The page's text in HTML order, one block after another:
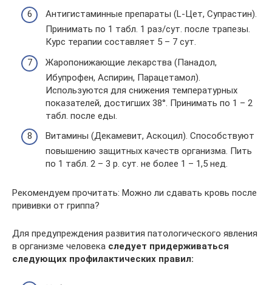
Антигистаминные препараты (L-Цет, Супрастин).
Принимать по 1 табл. 1 раз/сут. после трапезы.
Курс терапии составляет 5 – 7 сут.
Жаропонижающие лекарства (Панадол,
Ибупрофен, Аспирин, Парацетамол).
Используются для снижения температурных
показателей, достигших 38°. Принимать по 1 – 2
табл. после еды.
Витамины (Декамевит, Аскоцил). Способствуют
повышению защитных качеств организма. Пить
по 1 табл. 2 – 3 р. сут. не более 1 – 1,5 нед.
Рекомендуем прочитать: Можно ли сдавать кровь после
прививки от гриппа?
Для предупреждения развития патологического явления
в организме человека следует придерживаться
следующих профилактических правил: